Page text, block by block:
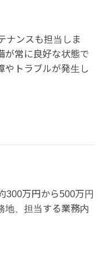
ナンスも担当しま
が常に良好な状態で
やトラブルが発生し
300万円から500万円
地、担当する業務内